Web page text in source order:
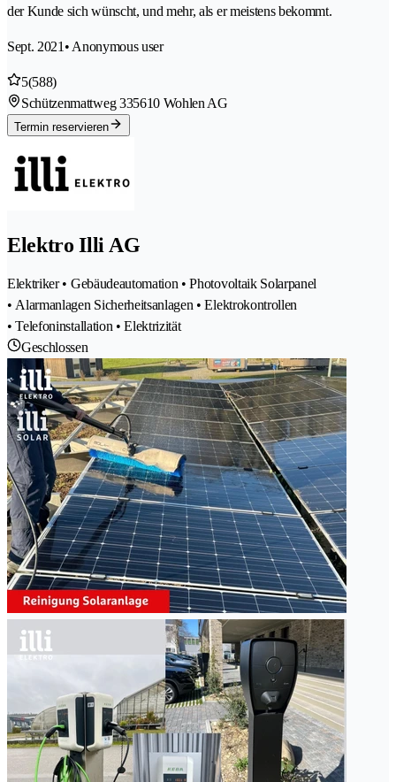
der Kunde sich wünscht, und mehr, als er meistens bekommt.
Sept. 2021 • Anonymous user
5(588)
Schützenmattweg 335610 Wohlen AG
Termin reservieren
Elektro Illi AG
Elektriker • Gebäudeautomation • Photovoltaik Solarpanel
• Alarmanlagen Sicherheitsanlagen • Elektrokontrollen
• Telefoninstallation • Elektrizität
Geschlossen